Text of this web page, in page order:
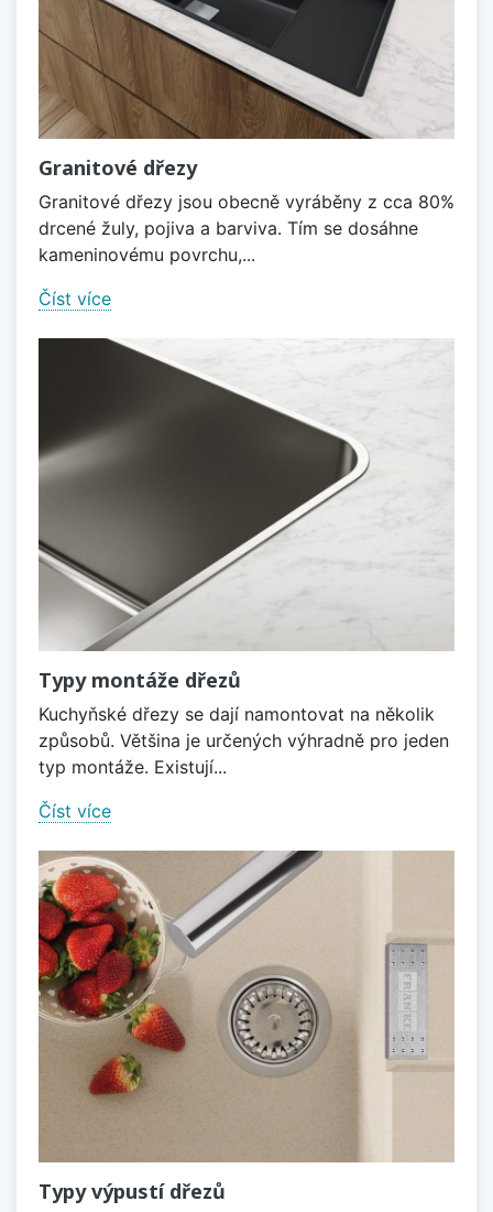
Granitové dřezy
Granitové dřezy jsou obecně vyráběny z cca 80%
drcené žuly, pojiva a barviva. Tím se dosáhne
kameninovému povrchu,...
Číst více
Typy montáže dřezů
Kuchyňské dřezy se dají namontovat na několik
způsobů. Většina je určených výhradně pro jeden
typ montáže. Existují...
Číst více
Typy výpustí dřezů